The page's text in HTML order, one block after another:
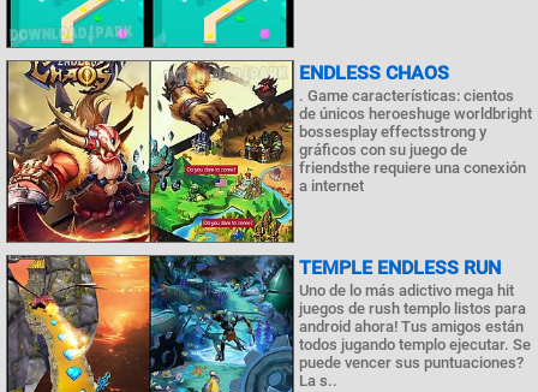
ENDLESS CHAOS
. Game características: cientos
de únicos heroeshuge worldbright
bossesplay effectsstrong y
gráficos con su juego de
friendsthe requiere una conexión
a internet
TEMPLE ENDLESS RUN
Uno de lo más adictivo mega hit
juegos de rush templo listos para
android ahora! Tus amigos están
todos jugando templo ejecutar. Se
puede vencer sus puntuaciones?
La s..